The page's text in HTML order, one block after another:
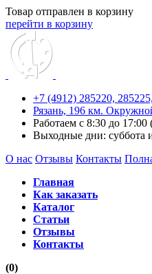
Товар отправлен в корзину
перейти в корзину
+7 (4912) 285220, 285225,
Рязань, 196 км.
Работаем с 8:30 до 17:00
Выходные дни: суббота
О нас Отзывы Контакты
Главная
Как заказать
Каталог
Статьи
Отзывы
Контакты
(0)